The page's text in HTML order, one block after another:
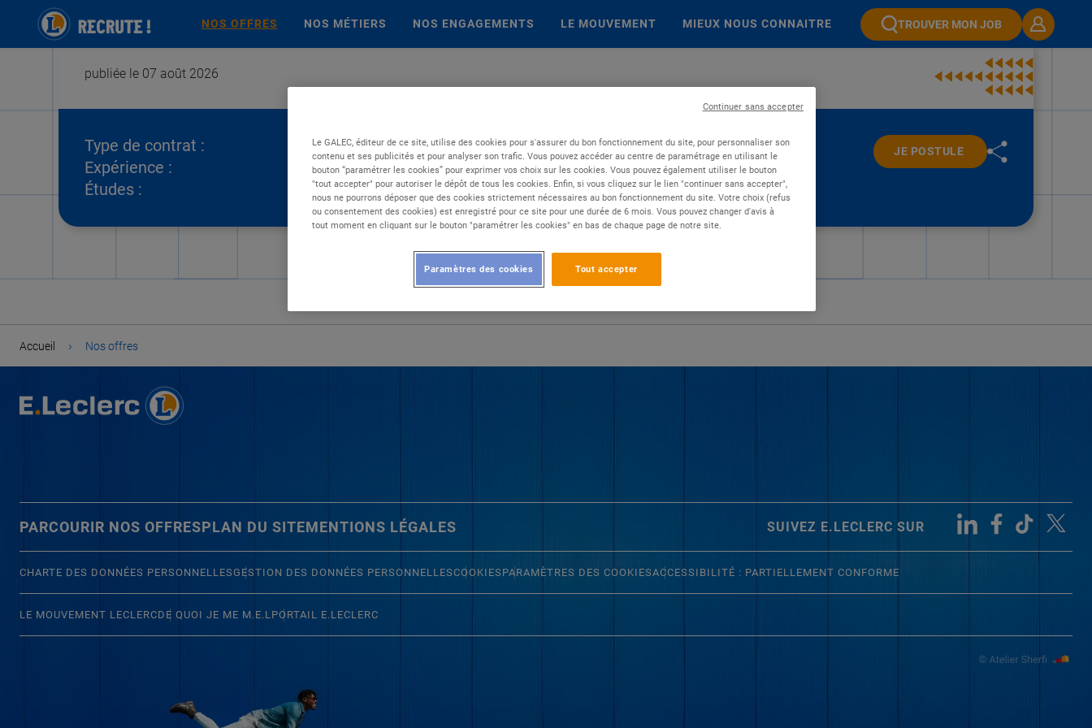
NOS OFFRES NOS MÉTIERS NOS ENGAGEMENTS LE MOUVEMENT MIEUX NOUS CONNAITRE TROUVER MON JOB
publiée le 07 août 2026
Type de contrat :
Expérience :
Études :
JE POSTULE
Accueil › Nos offres
PARCOURIR NOS OFFRESPLAN DU SITEMENTIONS LÉGALES SUIVEZ E.LECLERC SUR
CHARTE DES DONNÉES PERSONNELLESGESTION DES DONNÉES PERSONNELLESCOOKIES PARAMÈTRES DES COOKIESACCESSIBILITÉ : PARTIELLEMENT CONFORME
LE MOUVEMENT LECLERCDE QUOI JE ME M.E.LPORTAIL E.LECLERC
Le GALEC, éditeur de ce site, utilise des cookies pour s'assurer du bon fonctionnement du site, pour personnaliser son
contenu et ses publicités et pour analyser son trafic. Vous pouvez accéder au centre de paramétrage en utilisant le
bouton “paramétrer les cookies” pour exprimer vos choix sur les cookies. Vous pouvez également utiliser le bouton
"tout accepter" pour autoriser le dépôt de tous les cookies. Enfin, si vous cliquez sur le lien "continuer sans accepter",
nous ne pourrons déposer que des cookies strictement nécessaires au bon fonctionnement du site. Votre choix (refus
ou consentement des cookies) est enregistré pour ce site pour une durée de 6 mois. Vous pouvez changer d'avis à
tout moment en cliquant sur le bouton "paramétrer les cookies" en bas de chaque page de notre site.
Tout accepter
Paramètres des cookies
Continuer sans accepter